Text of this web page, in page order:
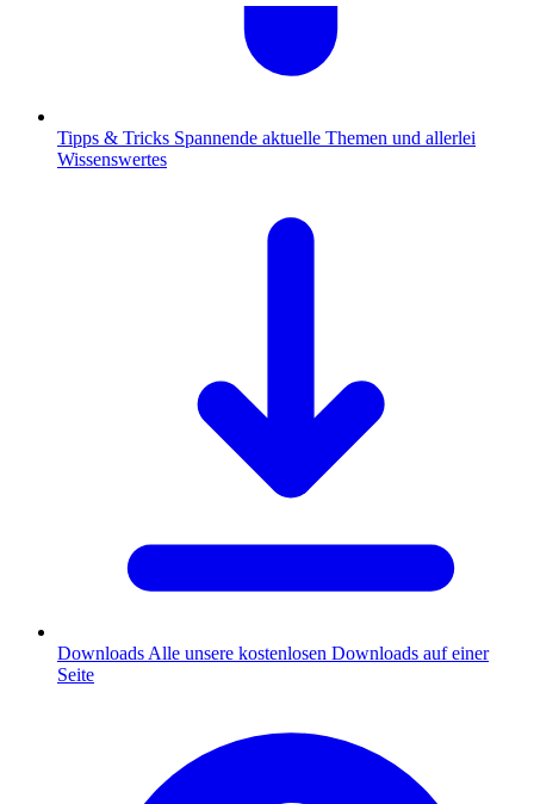
Tipps & Tricks Spannende aktuelle Themen und allerlei
Wissenswertes
Downloads Alle unsere kostenlosen Downloads auf einer
Seite